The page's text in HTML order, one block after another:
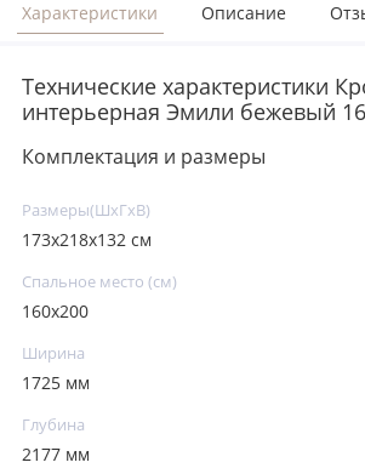
Характеристики Описание
Технические характеристики
интерьерная Эмили бежевый
Комплектация и размеры
Размеры(ШxГxВ)
173х218х132 см
Спальное место (см)
160х200
Ширина
1725 мм
Глубина
2177 мм